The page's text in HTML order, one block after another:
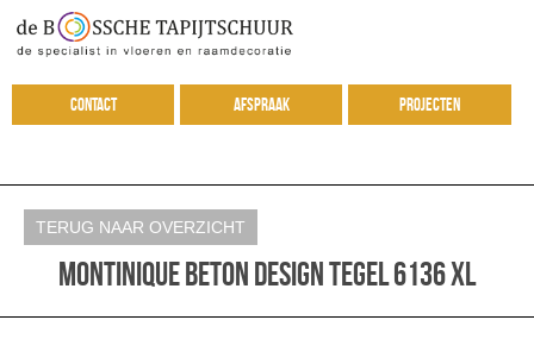
Contact Afspraak Projecten
TERUG NAAR OVERZICHT
Montinique Beton Design tegel 6136 XL